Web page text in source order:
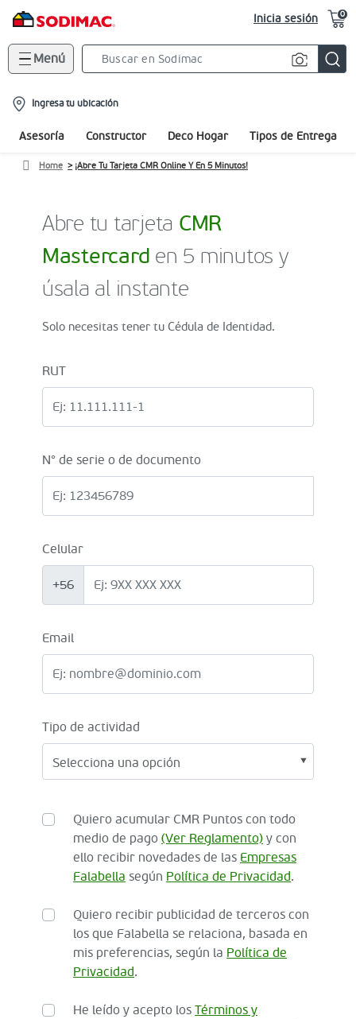
Inicia sesión 0
Menú
location-
icon
Ingresa tu ubicación
Asesoría Constructor Deco Hogar Tipos de Entrega
Home ¡Abre Tu Tarjeta CMR Online Y En 5 Minutos!
Abre tu tarjeta CMR
Mastercard en 5 minutos y
úsala al instante
Solo necesitas tener tu Cédula de Identidad.
RUT
N° de serie o de documento
Celular
+56
Email
Tipo de actividad
Quiero acumular CMR Puntos con todo
medio de pago (Ver Reglamento) y con
ello recibir novedades de las Empresas
Falabella según Política de Privacidad.
Quiero recibir publicidad de terceros con
los que Falabella se relaciona, basada en
mis preferencias, según la Política de
Privacidad.
He leído y acepto los Términos y